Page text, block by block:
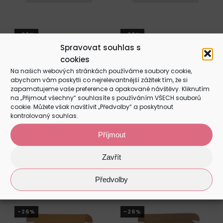
Spravovat souhlas s
cookies
Na našich webových stránkách používáme soubory cookie,
abychom vám poskytli co nejrelevantnější zážitek tím, že si
zapamatujeme vaše preference a opakované návštěvy. Kliknutím
na „Přijmout všechny“ souhlasíte s používáním VŠECH souborů
cookie. Můžete však navštívit „Předvolby“ a poskytnout
kontrolovaný souhlas.
Příjmout
Zavřít
Předvolby
Možnosti
lze
vybrat
na
stránce
produktu
vybrat
na
stránce
-26%
Kreativní sada - Prase
190Kč – 290KčRozpětí
190 Kč
290 Kč
VÝBĚR MOŽNOSTÍ
Tento
má
variant.
-26%
Kreativní sada - Skunk
190Kč – 290KčRozpětí
190 Kč
290 Kč
VÝBĚR MOŽNOSTÍ
Tento
má
variant.
-26% -26%